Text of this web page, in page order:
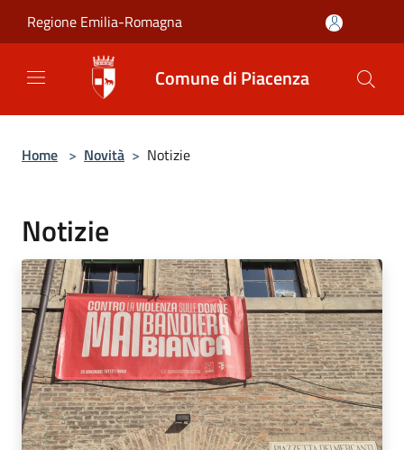
Regione Emilia-Romagna
Comune di Piacenza
Home > Novità > Notizie
Notizie